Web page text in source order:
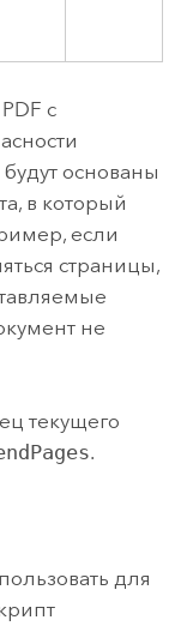
с
основаны
в который
если
страницы,
не
текущего
.
для